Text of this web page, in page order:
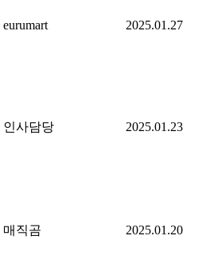
eurumart 2025.01.27
인사담당 2025.01.23
매직곰 2025.01.20